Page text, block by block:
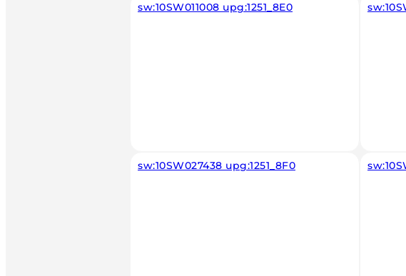
sw:10SW011008 upg:1251_8E0
sw:10SW027438 upg:1251_8F0